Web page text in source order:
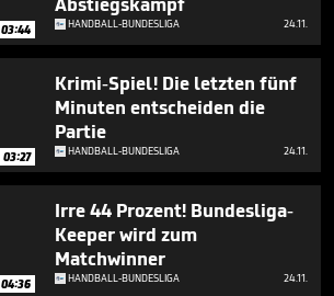
03:44 HANDBALL-BUNDESLIGA 24.11.
03:27
Krimi-Spiel! Die letzten fünf
Minuten entscheiden die
Partie
HANDBALL-BUNDESLIGA 24.11.
04:36
Irre 44 Prozent! Bundesliga-
Keeper wird zum
Matchwinner
HANDBALL-BUNDESLIGA 24.11.